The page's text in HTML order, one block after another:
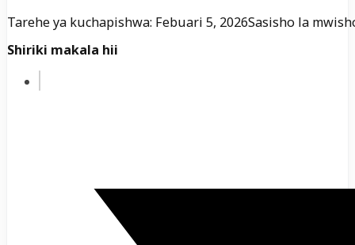
Tarehe ya kuchapishwa: Febuari 5, 2026Sasisho la
Shiriki makala hii